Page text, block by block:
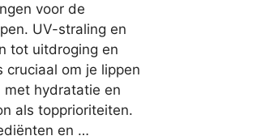
voor de
UV-straling en
tot uitdroging en
cruciaal om je lippen
met hydratatie en
als topprioriteiten.
en …